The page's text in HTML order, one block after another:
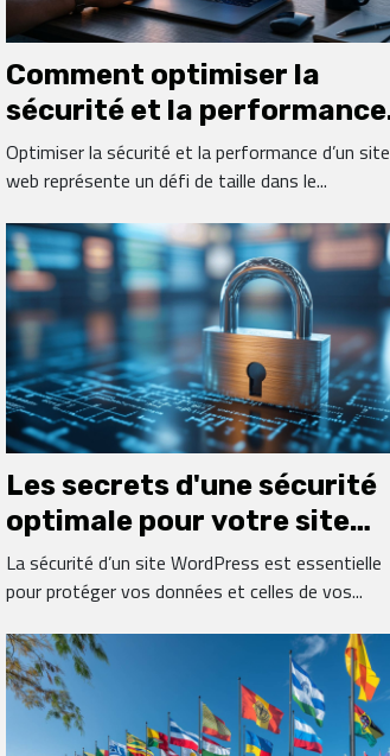
Comment optimiser la
sécurité et la performance
de votre site web ?
Optimiser la sécurité et la performance d’un site
web représente un défi de taille dans le...
Les secrets d'une sécurité
optimale pour votre site
WordPress
La sécurité d’un site WordPress est essentielle
pour protéger vos données et celles de vos...